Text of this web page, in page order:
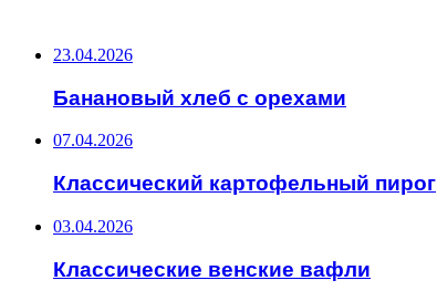
23.04.2026
Банановый хлеб с орехами
07.04.2026
Классический картофельный пирог
03.04.2026
Классические венские вафли